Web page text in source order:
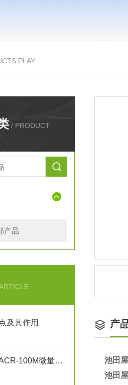
PLAY
/ PRODUCT
产品
及其作用
池田屋新品田中科学ACR-100M微量残碳含量测试仪
产
池田
池田